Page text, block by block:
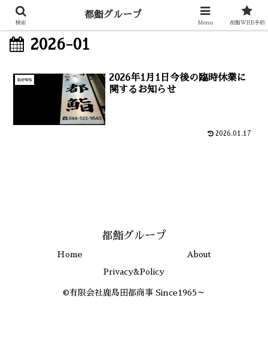
2026-01
news
2026年1月1日今後の臨時休業に
関するお知らせ
2026.01.17
都鮨グループ
Home About
Privacy&Policy
©有限会社鹿島田都商事 Since1965～
検索
都鮨グループ
Menu 都鮨WEB予約